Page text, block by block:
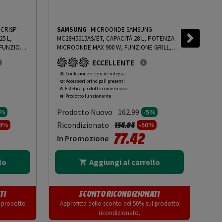
L,
DI
-
da
prodotto
SAMSUNG MICROONDE SAMSUNG
MC28H5015AS/ET, CAPACITÀ 28 L, POTENZA
MICROONDE MAX 900 W, FUNZIONE GRILL,
POTENZA GRILL 1500 W, SILVER - PRMG
GRADING OOAN - 5%-PRMG GRADING OOAN -
5%
ECCELLENTE
O: Confezione originale integra
O: Accessori principali presenti
A: Estetica prodotto come nuovo
N: Prodotto funzionante
Prodotto Nuovo 162.99 -5%
Ricondizionato Prezzo ridotto da
154.84a-50%
In Promozione 77.42
Aggiungi al carrello
SCONTO RICONDIZIONATI
Approfitta dello sconto del 50% sul prodotto
ricondizionato.